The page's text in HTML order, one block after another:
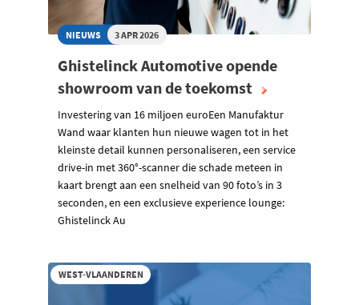
NIEUWS 3 APR 2026
Ghistelinck Automotive opende
showroom van de toekomst
Investering van 16 miljoen euroEen Manufaktur
Wand waar klanten hun nieuwe wagen tot in het
kleinste detail kunnen personaliseren, een service
drive-in met 360°-scanner die schade meteen in
kaart brengt aan een snelheid van 90 foto’s in 3
seconden, en een exclusieve experience lounge:
Ghistelinck Au
WEST-VLAANDEREN